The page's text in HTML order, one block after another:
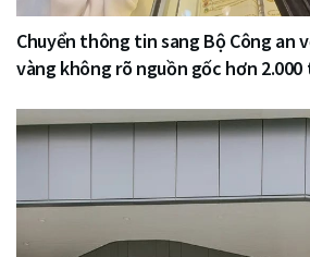
Chuyển thông tin sang Bộ Công an
vàng không rõ nguồn gốc hơn 2.000